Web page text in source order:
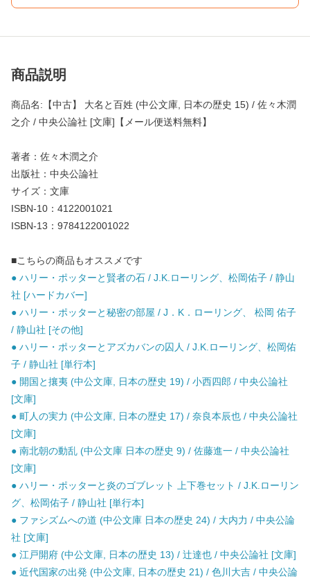
商品説明
商品名:【中古】 大名と百姓 (中公文庫, 日本の歴史 15) / 佐々木潤
之介 / 中央公論社 [文庫]【メール便送料無料】
著者：佐々木潤之介
出版社：中央公論社
サイズ：文庫
ISBN-10：4122001021
ISBN-13：9784122001022
■こちらの商品もオススメです
● ハリー・ポッターと賢者の石 / J.K.ローリング、松岡佑子 / 静山
社 [ハードカバー]
● ハリー・ポッターと秘密の部屋 / J．K．ローリング、 松岡 佑子
/ 静山社 [その他]
● ハリー・ポッターとアズカバンの囚人 / J.K.ローリング、松岡佑
子 / 静山社 [単行本]
● 開国と攘夷 (中公文庫, 日本の歴史 19) / 小西四郎 / 中央公論社
[文庫]
● 町人の実力 (中公文庫, 日本の歴史 17) / 奈良本辰也 / 中央公論社
[文庫]
● 南北朝の動乱 (中公文庫 日本の歴史 9) / 佐藤進一 / 中央公論社
[文庫]
● ハリー・ポッターと炎のゴブレット 上下巻セット / J.K.ローリン
グ、松岡佑子 / 静山社 [単行本]
● ファシズムへの道 (中公文庫 日本の歴史 24) / 大内力 / 中央公論
社 [文庫]
● 江戸開府 (中公文庫, 日本の歴史 13) / 辻達也 / 中央公論社 [文庫]
● 近代国家の出発 (中公文庫, 日本の歴史 21) / 色川大吉 / 中央公論